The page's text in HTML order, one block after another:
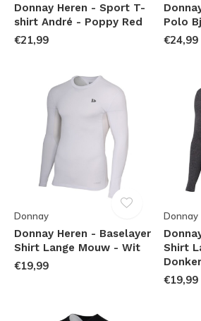
Donnay Heren - Sport T-
shirt André - Poppy Red
€21,99
Polo
€24,99
Donnay
Donnay Heren - Baselayer
Shirt Lange Mouw - Wit
€19,99
Donnay
Shirt
€19,99